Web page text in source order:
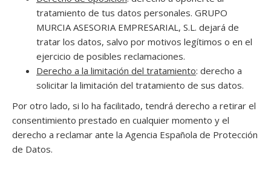
tratamiento de tus datos personales. GRUPO
MURCIA ASESORIA EMPRESARIAL, S.L. dejará de
tratar los datos, salvo por motivos legítimos o en el
ejercicio de posibles reclamaciones.
Derecho a la limitación del tratamiento: derecho a
solicitar la limitación del tratamiento de sus datos.
Por otro lado, si lo ha facilitado, tendrá derecho a retirar el
consentimiento prestado en cualquier momento y el
derecho a reclamar ante la Agencia Española de Protección
de Datos.